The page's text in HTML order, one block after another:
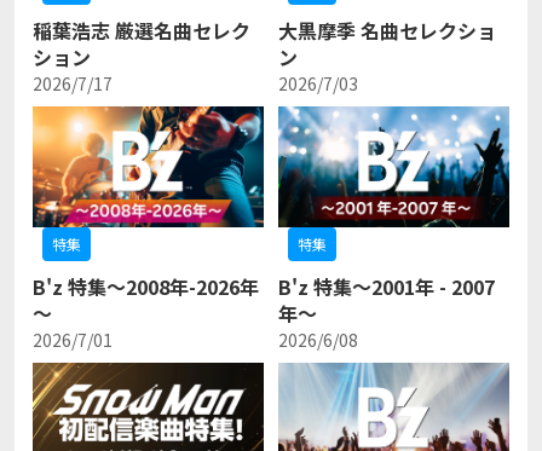
稲葉浩志 厳選名曲セレク
ション
2026/7/17
大黒摩季 名曲セレクショ
ン
2026/7/03
特集
B'z 特集～2008年-2026年
～
2026/7/01
特集
B'z 特集〜2001年 - 2007
年〜
2026/6/08